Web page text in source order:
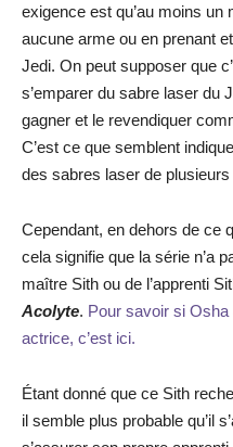
exigence est qu’au moins
aucune arme ou en prenant
Jedi. On peut supposer que
s’emparer du sabre laser du
gagner et le revendiquer
C’est ce que semblent
des sabres laser de plusieurs
Cependant, en dehors de ce
cela signifie que la série n’a
maître Sith ou de l’apprenti
Acolyte. Pour savoir si
actrice, c’est ici.
Étant donné que ce Sith
il semble plus probable qu’il